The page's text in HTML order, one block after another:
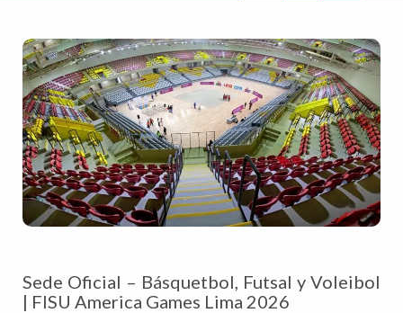
Sede Oficial – Básquetbol, Futsal y Voleibol
| FISU America Games Lima 2026